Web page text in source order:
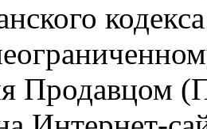
Продавцом